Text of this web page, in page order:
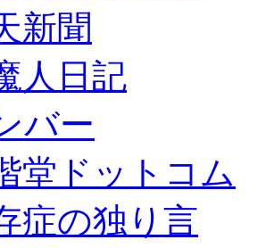
新聞
人日記
バー
堂ドットコム
症の独り言